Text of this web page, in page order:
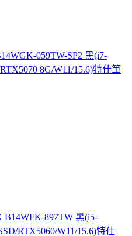
059TW-SP2 黑(i7-
8G/W11/15.6)特仕筆
897TW 黑(i5-
RTX5060/W11/15.6)特仕